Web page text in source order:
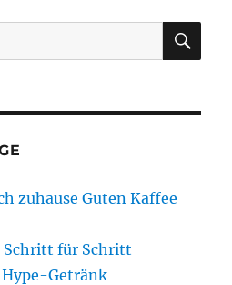
zuhause Guten Kaffee
Schritt für Schritt
Getränk